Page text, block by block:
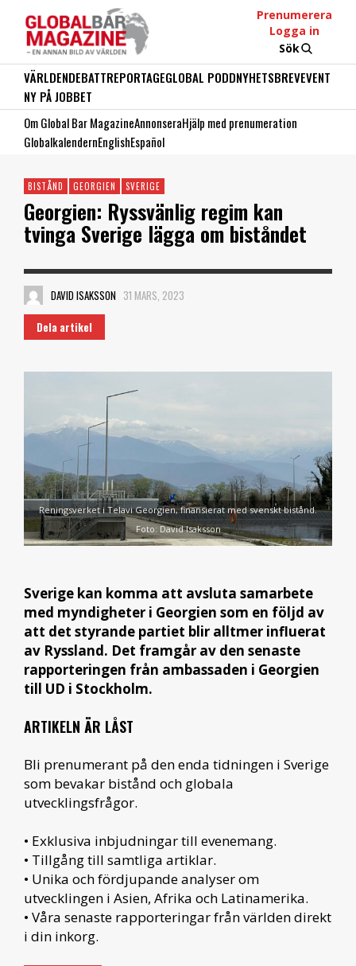
Prenumerera
Logga in
Sök
VÄRLDENDEBATTREPORTAGEGLOBAL PODDNYHETSBREVEVENT
NY PÅ JOBBET
Om Global Bar MagazineAnnonseraHjälp med prenumeration
GlobalkalendernEnglishEspañol
BISTÅND GEORGIEN SVERIGE
Georgien: Ryssvänlig regim kan
tvinga Sverige lägga om biståndet
DAVID ISAKSSON 31 MARS, 2023
Dela artikel
Reningsverket i Telavi Georgien, finansierat med svenskt bistånd.
Foto: David Isaksson
Sverige kan komma att avsluta samarbete
med myndigheter i Georgien som en följd av
att det styrande partiet blir alltmer influerat
av Ryssland. Det framgår av den senaste
rapporteringen från ambassaden i Georgien
till UD i Stockholm.
ARTIKELN ÄR LÅST
Bli prenumerant på den enda tidningen i Sverige
som bevakar bistånd och globala
utvecklingsfrågor.
• Exklusiva inbjudningar till evenemang.
• Tillgång till samtliga artiklar.
• Unika och fördjupande analyser om
utvecklingen i Asien, Afrika och Latinamerika.
• Våra senaste rapporteringar från världen direkt
i din inkorg.